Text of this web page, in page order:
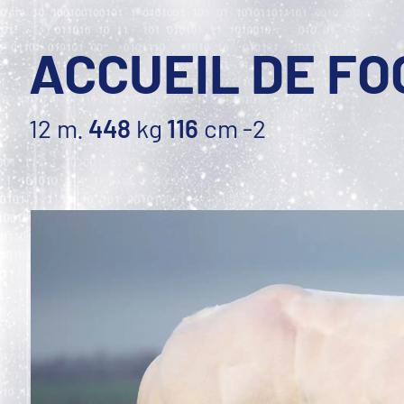
ACCUEIL DE
12 m. 448 kg 116cm-2